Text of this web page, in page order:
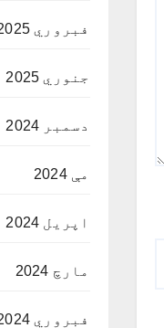
فبروري 2025
جنوري 2025
دسمبر 2024
مې 2024
اپریل 2024
مارچ 2024
فبروري 2024